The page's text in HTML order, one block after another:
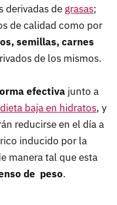
derivadas de grasas;
de calidad como por
semillas, carnes
de los mismos.
efectiva junto a
dieta baja en hidratos, y
reducirse en el día a
inducido por la
manera tal que esta
de peso.